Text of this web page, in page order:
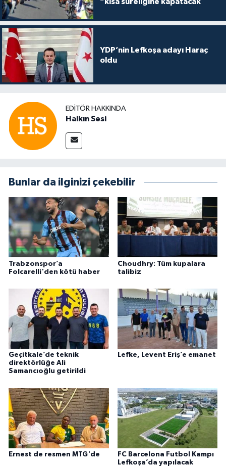
“kısa süreliğine kapatacak
YDP’nin Lefkoşa adayı Haraç
oldu
EDITÖR HAKKINDA
Halkın Sesi
Bunlar da ilginizi çekebilir
Trabzonspor’a
Folcarelli'den kötü haber
Choudhry: Tüm kupalara
talibiz
Geçitkale’de teknik
direktörlüğe Ali
Samancıoğlu getirildi
Lefke, Levent Eriş’e emanet
Ernest de resmen MTG'de
FC Barcelona Futbol Kampı
Lefkoşa’da yapılacak